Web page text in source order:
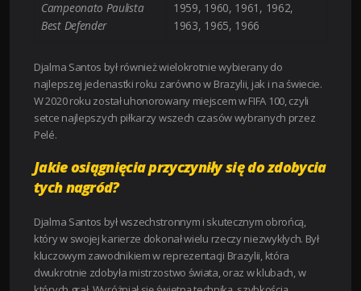
Campeonato Paulista
Best Defender
1959, 1960, 1961, 1962,
1963, 1965, 1966
Djalma Santos był również wielokrotnie wybierany do
najlepszej jedenastki roku zarówno w Brazylii, jak i na świecie.
W 2020 roku został uhonorowany miejscem w FIFA 100, czyli
setce najlepszych piłkarzy wszech czasów wybranych przez
Pelé.
Jakie osiągnięcia przyczyniły się do zdobycia
tych nagród?
Djalma Santos był wszechstronnym i skutecznym obrońcą,
który w swojej karierze dokonał wielu rzeczy niezwykłych. Był
kluczowym zawodnikiem w reprezentacji Brazylii, która
dwukrotnie zdobyła mistrzostwo świata, oraz w klubach, w